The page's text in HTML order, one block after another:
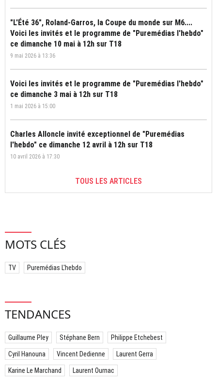
"L'Été 36", Roland-Garros, la Coupe du monde sur M6....
Voici les invités et le programme de "Puremédias l'hebdo"
ce dimanche 10 mai à 12h sur T18
9 mai 2026 à 13:36
Voici les invités et le programme de "Puremédias l'hebdo"
ce dimanche 3 mai à 12h sur T18
1 mai 2026 à 15:00
Charles Alloncle invité exceptionnel de "Puremédias
l'hebdo" ce dimanche 12 avril à 12h sur T18
10 avril 2026 à 17:30
TOUS LES ARTICLES
MOTS CLÉS
TV Puremédias L'hebdo
TENDANCES
Guillaume Pley Stéphane Bern Philippe Etchebest
Cyril Hanouna Vincent Dedienne Laurent Gerra
Karine Le Marchand Laurent Ournac